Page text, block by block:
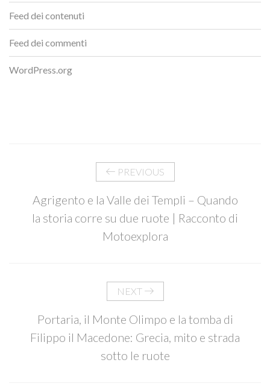
Feed dei contenuti
Feed dei commenti
WordPress.org
PREVIOUS
Agrigento e la Valle dei Templi – Quando
la storia corre su due ruote | Racconto di
Motoexplora
NEXT
Portaria, il Monte Olimpo e la tomba di
Filippo il Macedone: Grecia, mito e strada
sotto le ruote